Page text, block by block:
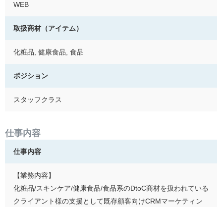
WEB
取扱商材（アイテム）
化粧品, 健康食品, 食品
ポジション
スタッフクラス
仕事内容
仕事内容
【業務内容】
化粧品/スキンケア/健康食品/食品系のDtoC商材を扱われている
クライアント様の支援として既存顧客向けCRMマーケティン